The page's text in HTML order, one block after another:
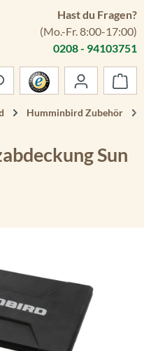
Hast du Fragen?
(Mo.-Fr. 8:00-17:00)
0208 - 94103751
Humminbird Zubehör
Sun